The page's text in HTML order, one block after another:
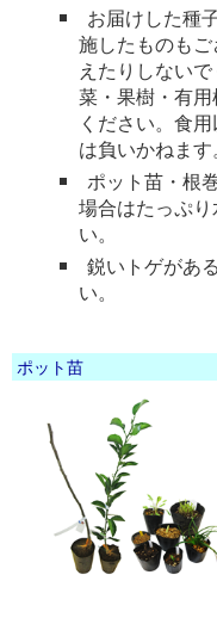
お届けした種
施したものも
えたりしない
菜・果樹・有
ください。食
は負いかねます。
ポット苗・根
場合はたっぷ
い。
鋭いトゲがあ
い。
ポット苗